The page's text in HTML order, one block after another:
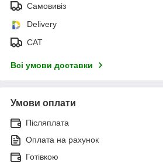
Самовивіз
Delivery
САТ
Всі умови доставки
Умови оплати
Післяплата
Оплата на рахунок
Готівкою